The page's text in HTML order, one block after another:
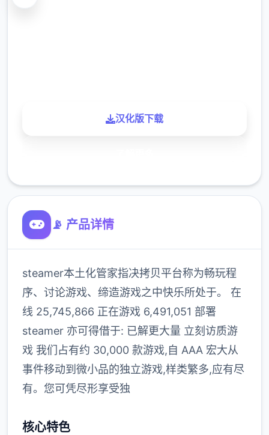
汉化版下载
📡 产品详情
steamer本土化管家指决拷贝平台称为畅玩程
序、讨论游戏、缔造游戏之中快乐所处于。 在
线 25,745,866 正在游戏 6,491,051 部署
steamer 亦可得借于: 已解更大量 立刻访质游
戏 我们占有约 30,000 款游戏,自 AAA 宏大从
事件移动到微小品的独立游戏,样类繁多,应有尽
有。您可凭尽形享受独
核心特色